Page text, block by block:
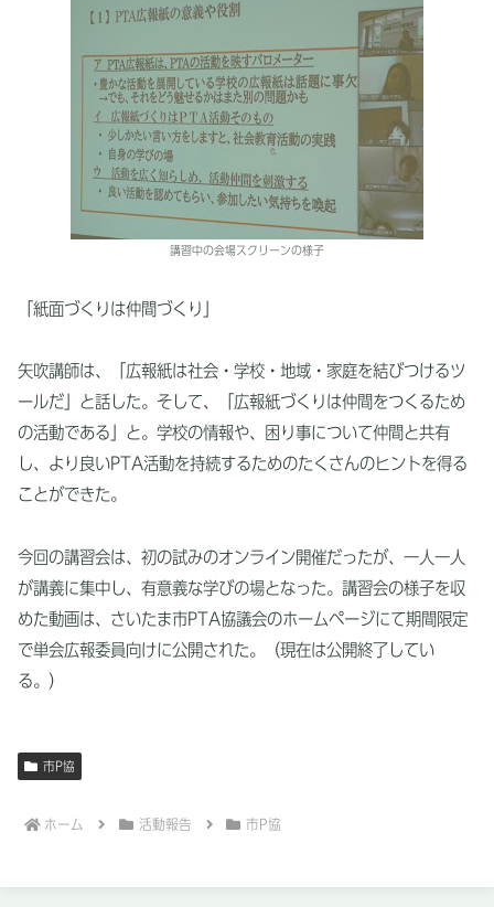
講習中の会場スクリーンの様子
「紙面づくりは仲間づくり」
矢吹講師は、「広報紙は社会・学校・地域・家庭を結びつけるツ
ールだ」と話した。そして、「広報紙づくりは仲間をつくるため
の活動である」と。学校の情報や、困り事について仲間と共有
し、より良いPTA活動を持続するためのたくさんのヒントを得る
ことができた。
今回の講習会は、初の試みのオンライン開催だったが、一人一人
が講義に集中し、有意義な学びの場となった。講習会の様子を収
めた動画は、さいたま市PTA協議会のホームページにて期間限定
で単会広報委員向けに公開された。（現在は公開終了してい
る。）
市P協
ホーム 活動報告 市P協